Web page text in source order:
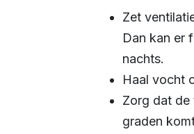
Zet
Dan kan er
nachts.
Haal vocht
Zorg dat de
graden